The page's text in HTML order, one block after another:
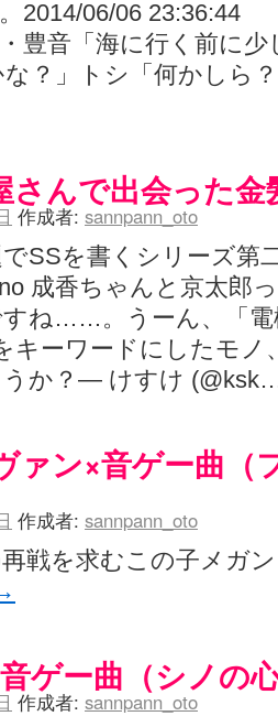
2014/06/06 23:36:44
豊音「海に行く前に
？」トシ「何かしら
さんで出会った
作成者: sannpann_oto
SSを書くシリーズ第
成香ちゃんと京太郎
ね……。うーん、「電
キーワードにしたモ
うか？— けすけ
ァン×音ゲー曲（
作成者: sannpann_oto
戦を求むこの子メガ
ゲー曲（シノの
作成者: sannpann_oto